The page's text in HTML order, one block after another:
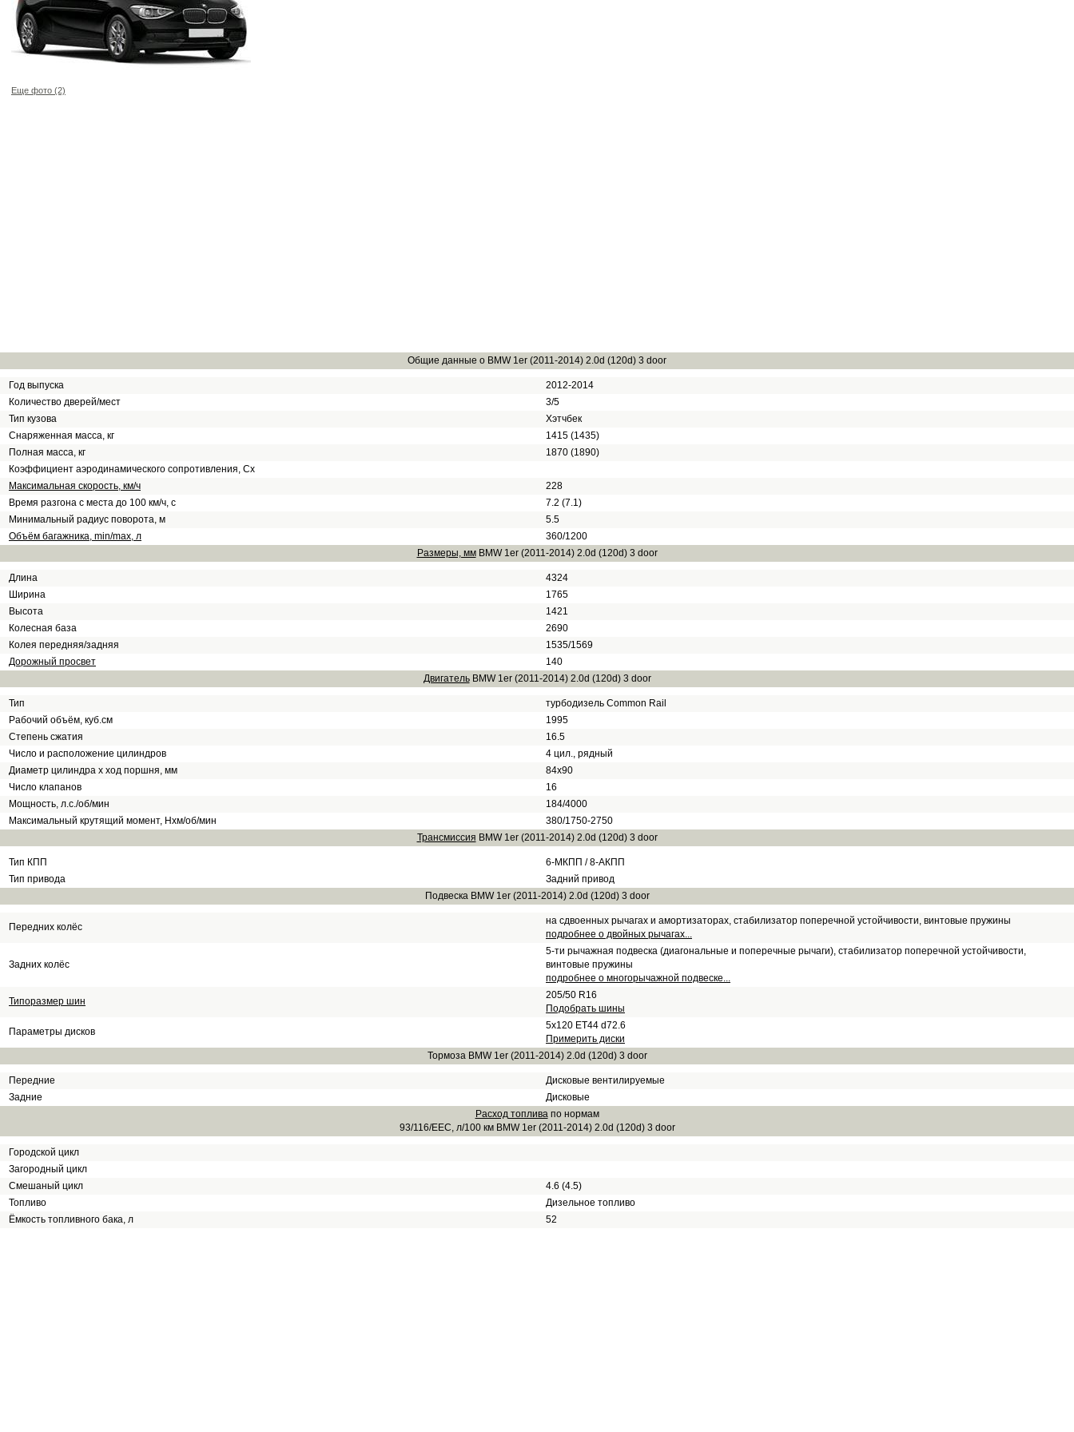
Еще фото (2)
Общие данные о BMW 1er (2011-2014) 2.0d (120d) 3 door
Год выпуска
2012-2014
Количество дверей/мест
3/5
Тип кузова
Хэтчбек
Снаряженная масса, кг
1415 (1435)
Полная масса, кг
1870 (1890)
Коэффициент аэродинамического сопротивления, Сх
Максимальная скорость, км/ч
228
Время разгона с места до 100 км/ч, с
7.2 (7.1)
Минимальный радиус поворота, м
5.5
Объём багажника, min/max, л
360/1200
Размеры, ммBMW 1er (2011-2014) 2.0d (120d) 3 door
Длина
4324
Ширина
1765
Высота
1421
Колесная база
2690
Колея передняя/задняя
1535/1569
Дорожный просвет
140
ДвигательBMW 1er (2011-2014) 2.0d (120d) 3 door
Тип
турбодизель Common Rail
Рабочий объём, куб.см
1995
Степень сжатия
16.5
Число и расположение цилиндров
4 цил., рядный
Диаметр цилиндра х ход поршня, мм
84х90
Число клапанов
16
Мощность, л.с./об/мин
184/4000
Максимальный крутящий момент, Нхм/об/мин
380/1750-2750
Трансмиссия BMW 1er (2011-2014) 2.0d (120d) 3 door
Тип КПП
6-МКПП / 8-АКПП
Тип привода
Задний привод
Подвеска BMW 1er (2011-2014) 2.0d (120d) 3 door
Передних колёс
на сдвоенных рычагах и амортизаторах, стабилизатор поперечной устойчивости, винтовые пружины
подробнее о двойных рычагах...
Задних колёс
5-ти рычажная подвеска (диагональные и поперечные рычаги), стабилизатор поперечной устойчивости,
винтовые пружины
подробнее о многорычажной подвеске...
Типоразмер шин
205/50 R16
Подобрать шины
Параметры дисков
5x120 ET44 d72.6
Примерить диски
Тормоза BMW 1er (2011-2014) 2.0d (120d) 3 door
Передние
Дисковые вентилируемые
Задние
Дисковые
Расход топливапо нормам
93/116/EEC, л/100 км BMW 1er (2011-2014) 2.0d (120d) 3 door
Городской цикл
Загородный цикл
Смешаный цикл
4.6 (4.5)
Топливо
Дизельное топливо
Ёмкость топливного бака, л
52